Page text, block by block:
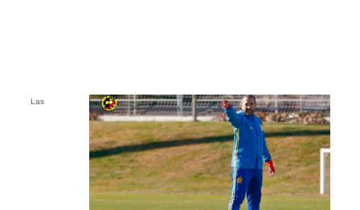
Las